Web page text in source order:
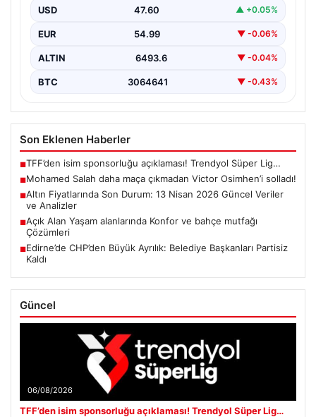
USD 47.60 ▲ +0.05%
EUR 54.99 ▼ -0.06%
ALTIN 6493.6 ▼ -0.04%
BTC 3064641 ▼ -0.43%
Son Eklenen Haberler
■TFF’den isim sponsorluğu açıklaması! Trendyol Süper Lig…
■Mohamed Salah daha maça çıkmadan Victor Osimhen’i solladı!
■Altın Fiyatlarında Son Durum: 13 Nisan 2026 Güncel Veriler
ve Analizler
■Açık Alan Yaşam alanlarında Konfor ve bahçe mutfağı
Çözümleri
■Edirne’de CHP’den Büyük Ayrılık: Belediye Başkanları Partisiz
Kaldı
Güncel
06/08/2026
TFF’den isim sponsorluğu açıklaması! Trendyol Süper Lig…